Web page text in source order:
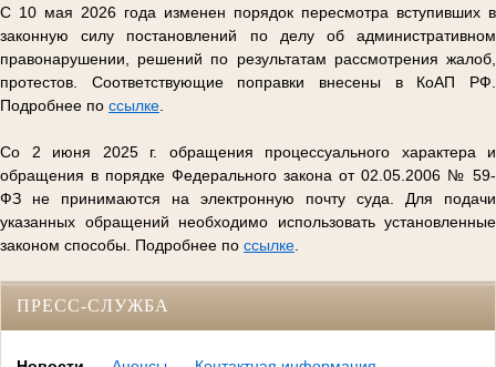
С 10 мая 2026 года изменен порядок пересмотра вступивших в
законную силу постановлений по делу об административном
правонарушении, решений по результатам рассмотрения жалоб,
протестов. Соответствующие поправки внесены в КоАП РФ.
Подробнее по ссылке
Со 2 июня 2025 г. обращения процессуального характера и
обращения в порядке Федерального закона от 02.05.2006 № 59-
ФЗ не принимаются на электронную почту суда. Для подачи
указанных обращений необходимо использовать установленные
законом способы. Подробнее по ссылке
ПРЕСС-СЛУЖБА